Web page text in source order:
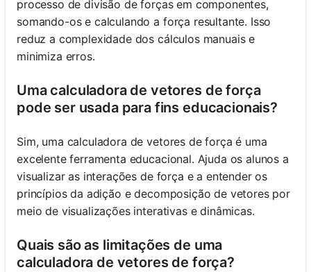
processo de divisão de forças em componentes,
somando-os e calculando a força resultante. Isso
reduz a complexidade dos cálculos manuais e
minimiza erros.
Uma calculadora de vetores de força
pode ser usada para fins educacionais?
Sim, uma calculadora de vetores de força é uma
excelente ferramenta educacional. Ajuda os alunos a
visualizar as interações de força e a entender os
princípios da adição e decomposição de vetores por
meio de visualizações interativas e dinâmicas.
Quais são as limitações de uma
calculadora de vetores de força?